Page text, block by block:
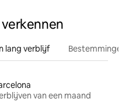
lang verblijf
van een maand